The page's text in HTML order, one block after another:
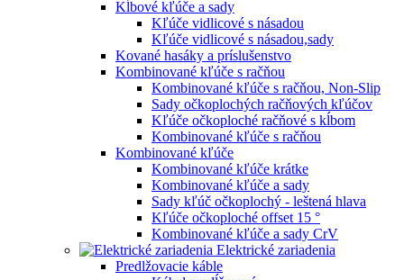
Kĺbové kľúče a sady
Kľúče vidlicové s násadou
Kľúče vidlicové s násadou,sady
Kované hasáky a príslušenstvo
Kombinované kľúče s račňou
Kombinované kľúče s račňou, Non-Slip
Sady očkoplochých račňových kľúčov
Kľúče očkoploché račňové s kĺbom
Kombinované kľúče s račňou
Kombinované kľúče
Kombinované kľúče krátke
Kombinované kľúče a sady
Sady kľúč očkoplochý - leštená hlava
Kľúče očkoploché offset 15 °
Kombinované kľúče a sady CrV
Elektrické zariadenia
Predlžovacie káble